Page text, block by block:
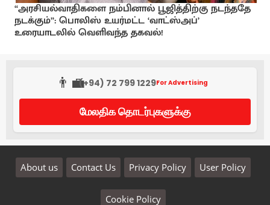
“அரசியல்வாதிகளை நம்பினால் பூஜித்திற்கு நடந்ததே
நடக்கும்”: பொலிஸ் உயர்மட்ட ‘வாட்ஸ்அப்’
உரையாடலில் வெளிவந்த தகவல்!
👨‍💼(+94) 72 799 1229For Advertising
மேலதிக தொடர்புகளுக்கு
About us Contact Us Privacy Policy User Policy
Cookie Policy